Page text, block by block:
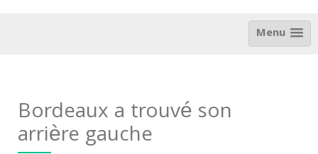
Menu
Bordeaux a trouvé son
arrière gauche